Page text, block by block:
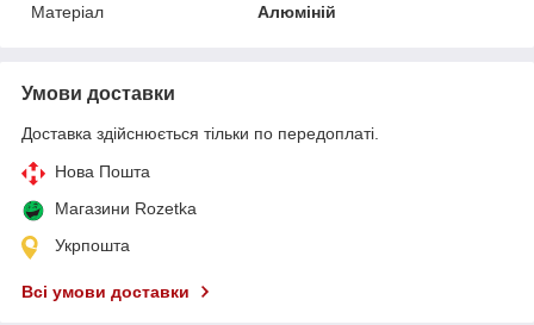
Матеріал
Алюміній
Умови доставки
Доставка здійснюється тільки по передоплаті.
Нова Пошта
Магазини Rozetka
Укрпошта
Всі умови доставки